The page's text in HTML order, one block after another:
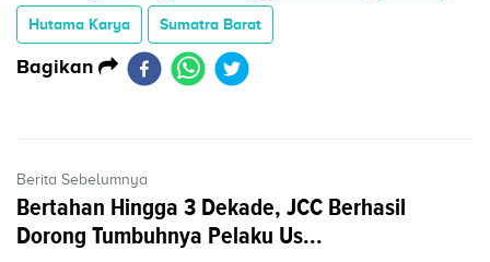
Hutama Karya Sumatra Barat
Bagikan
Berita Sebelumnya
Bertahan Hingga 3 Dekade, JCC Berhasil
Dorong Tumbuhnya Pelaku Us...